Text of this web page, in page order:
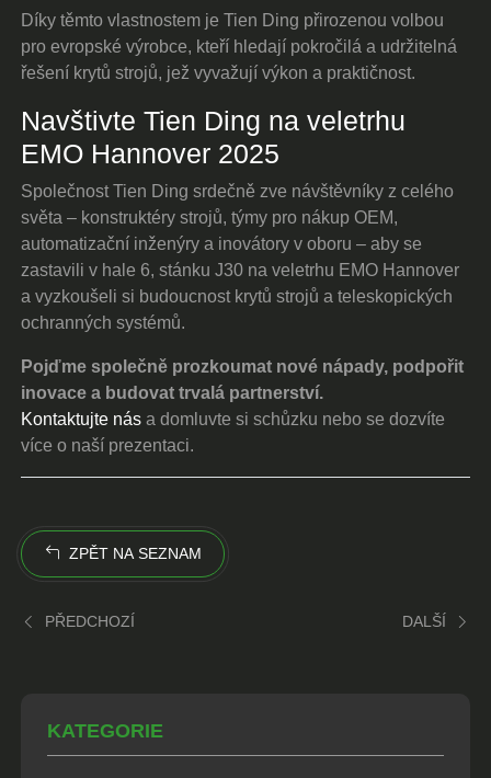
Díky těmto vlastnostem je Tien Ding přirozenou volbou
pro evropské výrobce, kteří hledají pokročilá a udržitelná
řešení krytů strojů, jež vyvažují výkon a praktičnost.
Navštivte Tien Ding na veletrhu
EMO Hannover 2025
Společnost Tien Ding srdečně zve návštěvníky z celého
světa – konstruktéry strojů, týmy pro nákup OEM,
automatizační inženýry a inovátory v oboru – aby se
zastavili v hale 6, stánku J30 na veletrhu EMO Hannover
a vyzkoušeli si budoucnost krytů strojů a teleskopických
ochranných systémů.
Pojďme společně prozkoumat nové nápady, podpořit
inovace a budovat trvalá partnerství.
Kontaktujte nás a domluvte si schůzku nebo se dozvíte
více o naší prezentaci.
ZPĚT NA SEZNAM
PŘEDCHOZÍ DALŠÍ
KATEGORIE